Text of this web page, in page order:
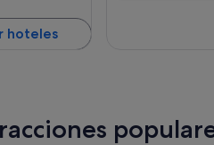
hoteles